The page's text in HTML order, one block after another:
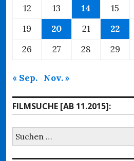
12 13 14 15
19
20 21 22
26
27 28 29
« Sep. Nov. »
FILMSUCHE [AB 11.2015]:
Suchen
nach: